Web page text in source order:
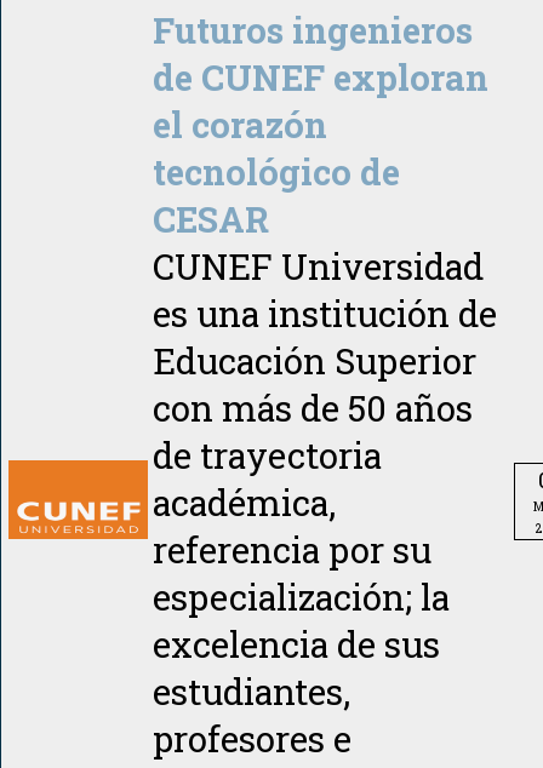
Futuros ingenieros
de CUNEF exploran
el corazón
tecnológico de
CESAR
CUNEF Universidad
es una institución de
Educación Superior
con más de 50 años
de trayectoria
académica,
referencia por su
especialización; la
excelencia de sus
estudiantes,
profesores e